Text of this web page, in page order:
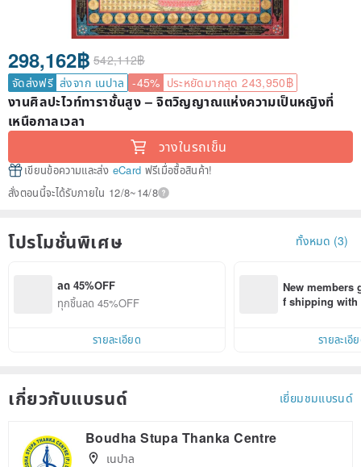
298,162฿ 542,112฿
จัดส่งฟรี ส่งจาก เนปาล -45% ประหยัดมากสุด 243,950฿
งานศิลปะไวท์ทาราชั้นสูง – จิตวิญญาณแห่งความเป็นหญิงที่
เหนือกาลเวลา
วางในรถเข็น
เขียนข้อความและส่ง eCard ฟรีเมื่อซื้อสินค้า!
สั่งตอนนี้จะได้รับภายใน 12/8~14/8
โปรโมชั่นพิเศษ ทั้งหมด (3)
ลด 45%OFF
ทุกชิ้นลด 45%OFF
รายละเอียด
New members
f shipping
รายละเอี
เกี่ยวกับแบรนด์ เยี่ยมชมแบรนด์
Boudha Stupa Thanka Centre
เนปาล